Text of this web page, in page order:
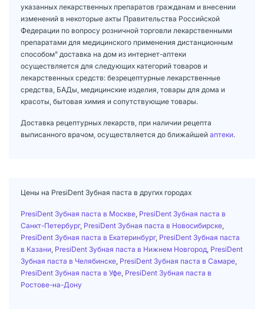
указанных лекарственных препаратов гражданам и внесении
изменений в некоторые акты Правительства Российской
Федерации по вопросу розничной торговли лекарственными
препаратами для медицинского применения дистанционным
способом" доставка на дом из интернет-аптеки
осуществляется для следующих категорий товаров и
лекарственных средств: безрецептурные лекарственные
средства, БАДы, медицинские изделия, товары для дома и
красоты, бытовая химия и сопутствующие товары.
Доставка рецептурных лекарств, при наличии рецепта
выписанного врачом, осуществляется до ближайшей аптеки.
Цены на PresiDent Зубная паста в других городах
PresiDent Зубная паста в Москве PresiDent Зубная паста в
Санкт-Петербург, PresiDent Зубная паста в Новосибирске
PresiDent Зубная паста в Екатеринбург, PresiDent Зубная паста
в Казани PresiDent Зубная паста в Нижнем Новгород PresiDent
Зубная паста в Челябинске PresiDent Зубная паста в Самаре
PresiDent Зубная паста в Уфе PresiDent Зубная паста в
Ростове-на-Дону